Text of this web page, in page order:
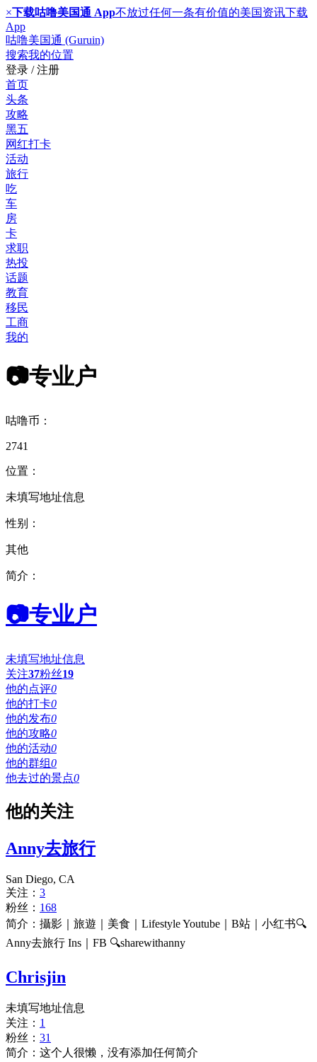
×下载咕噜美国通 App不放过任何一条有价值的美国资讯下载
App
咕噜美国通 (Guruin)
搜索我的位置
登录 / 注册
首页
头条
攻略
黑五
网红打卡
活动
旅行
吃
车
房
卡
求职
热投
话题
教育
移民
工商
我的
📷专业户
咕噜币：
2741
位置：
未填写地址信息
性别：
其他
简介：
📷专业户
未填写地址信息
关注37粉丝19
他的点评0
他的打卡0
他的发布0
他的攻略0
他的活动0
他的群组0
他去过的景点0
他的关注
Anny去旅行
San Diego, CA
关注： 3
粉丝： 168
简介：攝影｜旅遊｜美食｜Lifestyle Youtube｜B站｜小红书🔍
Anny去旅行 Ins｜FB 🔍sharewithanny
Chrisjin
未填写地址信息
关注： 1
粉丝： 31
简介：这个人很懒，没有添加任何简介